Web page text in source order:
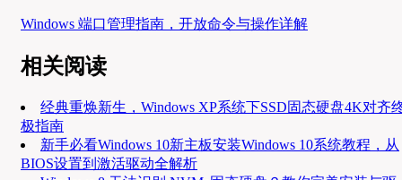
Windows 端口管理指南，开放命令与操作详解
相关阅读
经典重焕新生，Windows XP系统下SSD固态硬盘4K对齐
极指南
新手必看Windows 10新主板安装Windows 10系统教程，从
BIOS设置到激活驱动全解析